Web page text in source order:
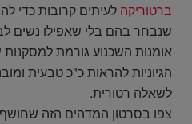
ברטוריקה לעיתים קרובות כדי
שנבחר בהם בלי שאפילו נשים
אומנות השכנוע גורמת
הגיוניות להראות כ"כ טבעית
לשאלה רטורית.
צפו בסרטון המדהים הזה